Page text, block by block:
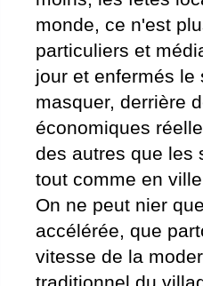
monde, ce n'est
particuliers et
jour et enfermés le
masquer, derrière
économiques
des autres que les
tout comme en
On ne peut nier
accélérée, que
vitesse de la